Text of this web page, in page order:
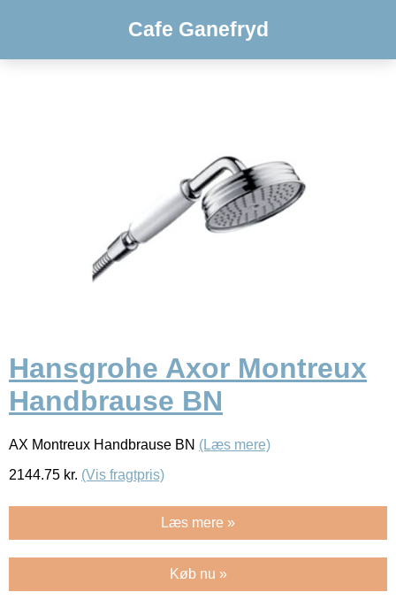
Cafe Ganefryd
Hansgrohe Axor Montreux
Handbrause BN
AX Montreux Handbrause BN (Læs mere)
2144.75 kr. (Vis fragtpris)
Læs mere »
Køb nu »